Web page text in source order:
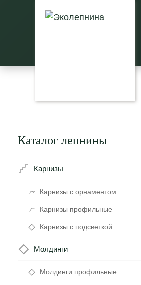
Каталог лепнины
Карнизы
Карнизы с орнаментом
Карнизы профильные
Карнизы с подсветкой
Молдинги
Молдинги профильные